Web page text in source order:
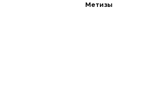
Метизы